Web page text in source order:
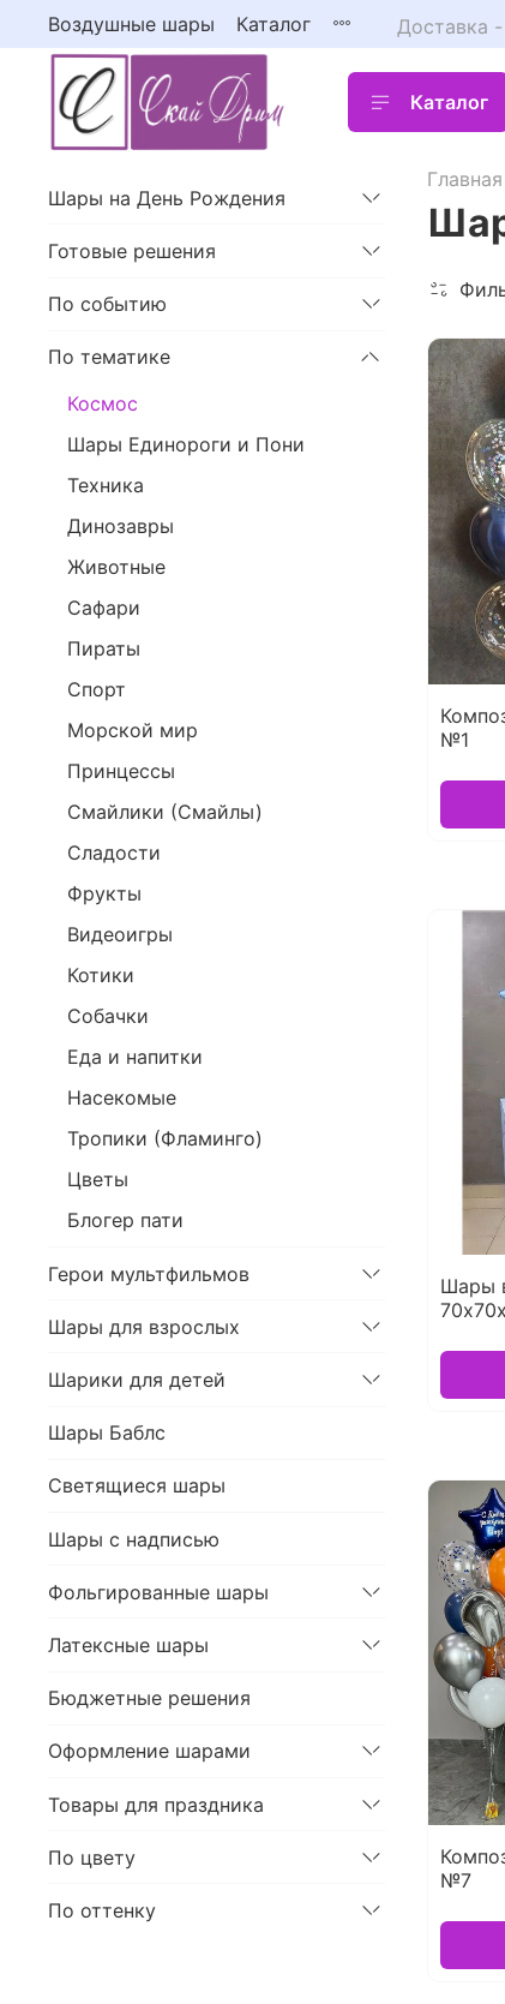
Воздушные шары Каталог Доставка
Каталог
Главная
№1
Шары
№7
Шары на День Рождения
Готовые решения
По событию
По тематике
Космос
Шары Единороги и Пони
Техника
Динозавры
Животные
Сафари
Пираты
Спорт
Морской мир
Принцессы
Смайлики (Смайлы)
Сладости
Фрукты
Видеоигры
Котики
Собачки
Еда и напитки
Насекомые
Тропики (Фламинго)
Цветы
Блогер пати
Герои мультфильмов
Шары для взрослых
Шарики для детей
Шары Баблс
Светящиеся шары
Шары с надписью
Фольгированные шары
Латексные шары
Бюджетные решения
Оформление шарами
Товары для праздника
По цвету
По оттенку